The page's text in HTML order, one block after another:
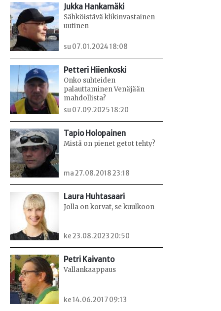
Jukka Hankamäki
Sähköistävä klikinvastainen
uutinen
su 07.01.2024 18:08
Petteri Hiienkoski
Onko suhteiden
palauttaminen Venäjään
mahdollista?
su 07.09.2025 18:20
Tapio Holopainen
Mistä on pienet getot tehty?
ma 27.08.2018 23:18
Laura Huhtasaari
Jolla on korvat, se kuulkoon
ke 23.08.2023 20:50
Petri Kaivanto
Vallankaappaus
ke 14.06.2017 09:13